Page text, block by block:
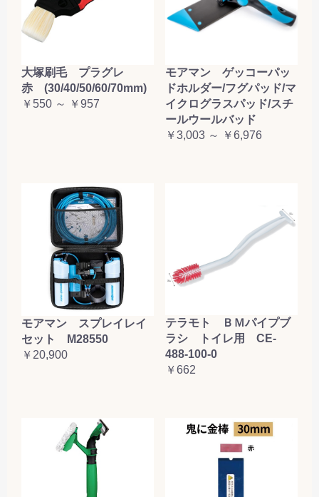
大塚刷毛 プラグレ
赤 (30/40/50/60/70mm)
￥550 ～ ￥957
モアマン ゲッコーパッ
ドホルダー/フグパッド/マ
イクログラスパッド/スチ
ールウールバッド
￥3,003 ～ ￥6,976
モアマン スプレイレイ
セット M28550
￥20,900
テラモト ＢＭパイプブ
ラシ トイレ用 CE-
488-100-0
￥662